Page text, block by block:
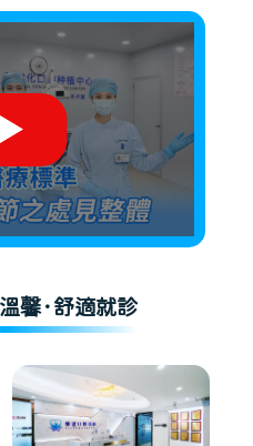
馨·舒適就診